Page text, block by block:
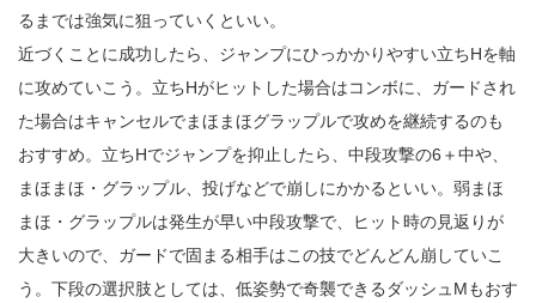
るまでは強気に狙っていくといい。
近づくことに成功したら、ジャンプにひっかかりやすい立ちHを軸
に攻めていこう。立ちHがヒットした場合はコンボに、ガードされ
た場合はキャンセルでまほまほグラップルで攻めを継続するのも
おすすめ。立ちHでジャンプを抑止したら、中段攻撃の6＋中や、
まほまほ・グラップル、投げなどで崩しにかかるといい。弱まほ
まほ・グラップルは発生が早い中段攻撃で、ヒット時の見返りが
大きいので、ガードで固まる相手はこの技でどんどん崩していこ
う。下段の選択肢としては、低姿勢で奇襲できるダッシュMもおす